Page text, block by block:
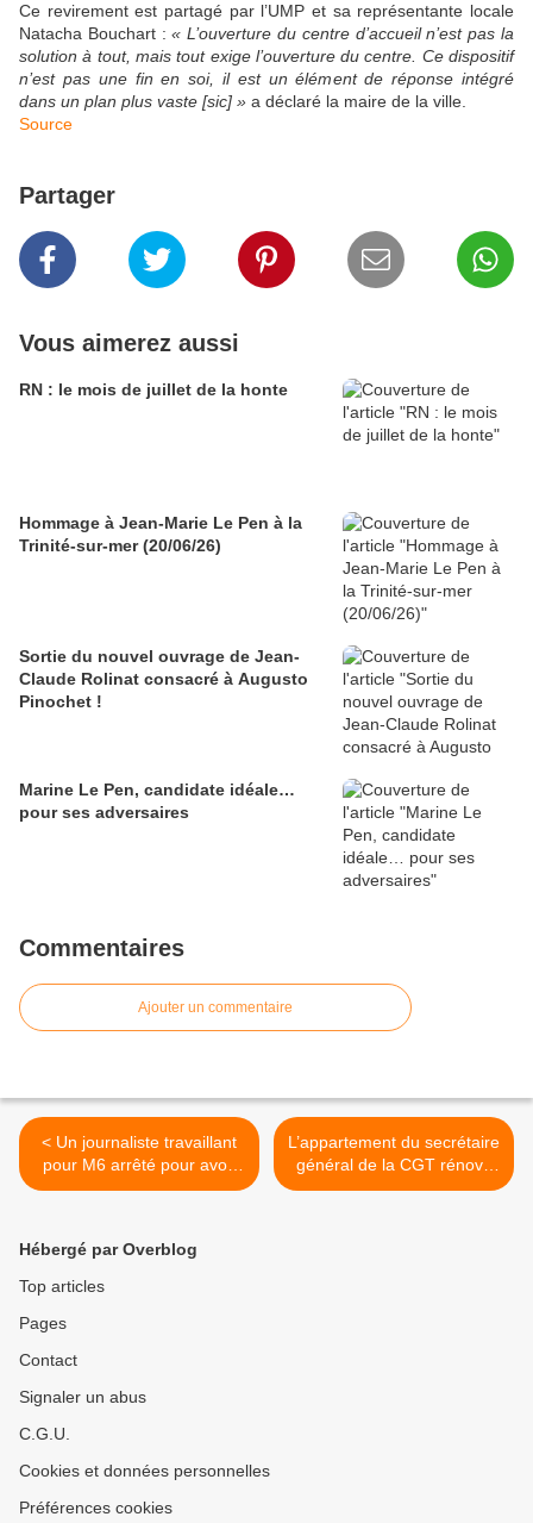
Ce revirement est partagé par l’UMP et sa représentante locale
Natacha Bouchart :« L’ouverture du centre d’accueil n’est pas la
solution à tout, mais tout exige l’ouverture du centre. Ce dispositif
n’est pas une fin en soi, il est un élément de réponse intégré
dans un plan plus vaste [sic] » a déclaré la maire de la ville.
Source
Partager
Vous aimerez aussi
RN : le mois de juillet de la honte
Hommage à Jean-Marie Le Pen à la
Trinité-sur-mer (20/06/26)
Sortie du nouvel ouvrage de Jean-
Claude Rolinat consacré à Augusto
Pinochet !
Marine Le Pen, candidate idéale…
pour ses adversaires
Commentaires
Ajouter un commentaire
< Un journaliste travaillant
pour M6 arrêté pour avoir
incité des racailles à se
L’appartement du secrétaire
général de la CGT rénové
pour 130.000 euros venait
Hébergé par Overblog
Top articles
Pages
Contact
Signaler un abus
C.G.U.
Cookies et données personnelles
Préférences cookies